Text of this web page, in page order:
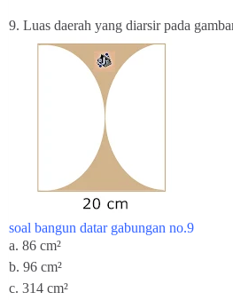
9. Luas daerah yang diarsir pada
soal bangun datar gabungan no.9
a. 86 cm²
b. 96 cm²
c. 314 cm²